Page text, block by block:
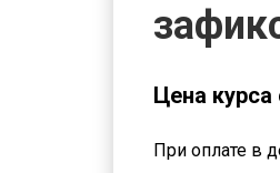
Цена курса
При оплате в